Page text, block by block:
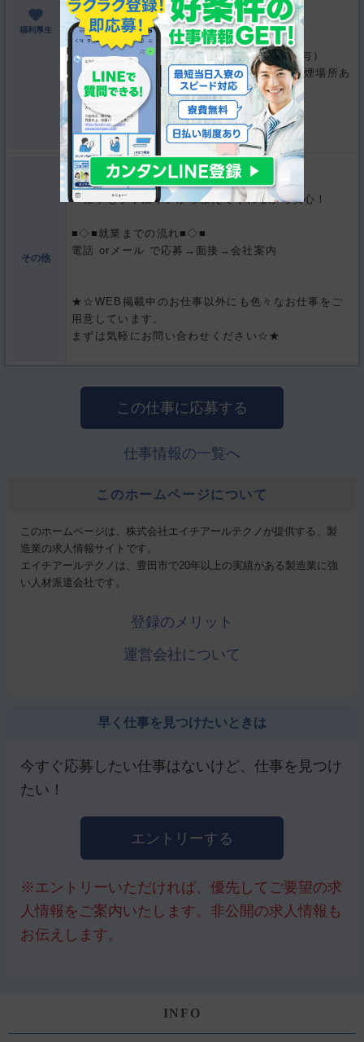
福利厚生
〇厚生年金保険
****** そ の 他 ******
〇定期健康診断
〇有給休暇（勤務開始後6か月以降、10日付与）
〇受動喫煙対策あり（屋内禁煙）＊屋外に喫煙場所あ
り
〇制服：あり
〇ロッカー・更衣室：あり
〇社員食堂：あり
その他
■◇■職場環境■
・調理師免許不要！
仕事も丁寧にイチから教えてくれるから安心！
■◇■就業までの流れ■◇■
電話 orメール で応募→面接→会社案内
★☆WEB掲載中のお仕事以外にも色々なお仕事をご
用意しています。
まずは気軽にお問い合わせください☆★
この仕事に応募する
仕事情報の一覧へ
このホームページについて
このホームページは、株式会社エイチアールテクノが提供する、製
造業の求人情報サイトです。
エイチアールテクノは、豊田市で20年以上の実績がある製造業に強
い人材派遣会社です。
登録のメリット
運営会社について
早く仕事を見つけたいときは
今すぐ応募したい仕事はないけど、仕事を見つけ
たい！
エントリーする
※エントリーいただければ、優先してご要望の求
人情報をご案内いたします。非公開の求人情報も
お伝えします。
INFO